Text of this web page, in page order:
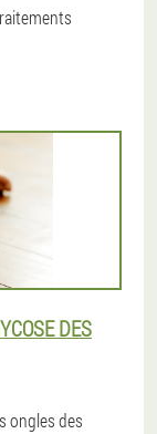
DES
ongles des